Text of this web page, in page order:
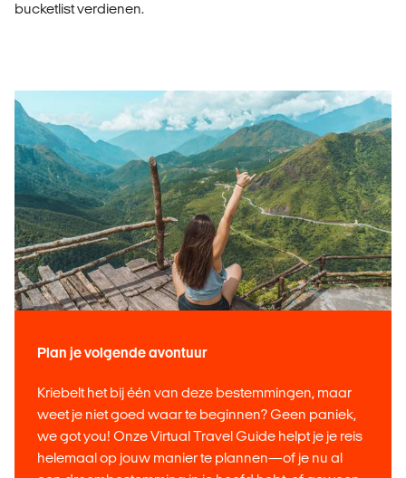
bucketlist verdienen.
Plan je volgende avontuur
Kriebelt het bij één van deze bestemmingen, maar
weet je niet goed waar te beginnen? Geen paniek,
we got you! Onze Virtual Travel Guide helpt je je reis
helemaal op jouw manier te plannen—of je nu al